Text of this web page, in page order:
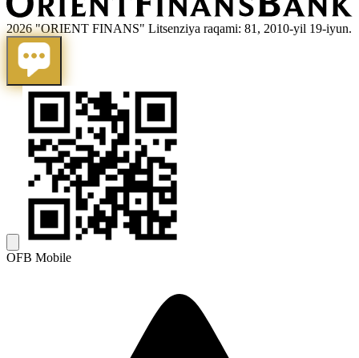
2026 "ORIENT FINANS" Litsenziya raqami: 81, 2010-yil 19-iyun.
OFB Mobile